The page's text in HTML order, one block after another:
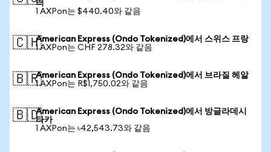
러
1 AXPon는 $440.40와 같음
🇨🇭American Express (Ondo Tokenized)에서 스위스 프랑
1 AXPon는 CHF 278.32와 같음
🇧🇷American Express (Ondo Tokenized)에서 브라질 헤알
1 AXPon는 R$1,750.02와 같음
🇧🇩American Express (Ondo Tokenized)에서 방글라데시
타카
1 AXPon는 ৳42,543.73와 같음